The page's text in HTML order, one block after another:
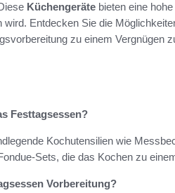
Küchengeräte bieten eine
Entdecken Sie die
zu einem Vergnügen
Festtagsessen?
Kochutensilien wie
Sets, die das Kochen zu
Vorbereitung?